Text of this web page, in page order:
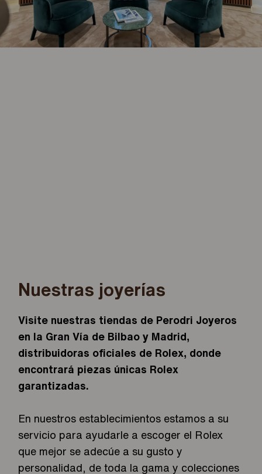
Nuestras joyerías
Visite nuestras tiendas de Perodri Joyeros
en la Gran Vía de Bilbao y Madrid,
distribuidoras oficiales de Rolex, donde
encontrará piezas únicas Rolex
garantizadas.
En nuestros establecimientos estamos a su
servicio para ayudarle a escoger el Rolex
que mejor se adecúe a su gusto y
personalidad, de toda la gama y colecciones